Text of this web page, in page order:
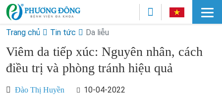
Trang chủ Tin tức Da liễu
Viêm da tiếp xúc: Nguyên nhân, cách
điều trị và phòng tránh hiệu quả
Đào Thị Huyền 10-04-2022